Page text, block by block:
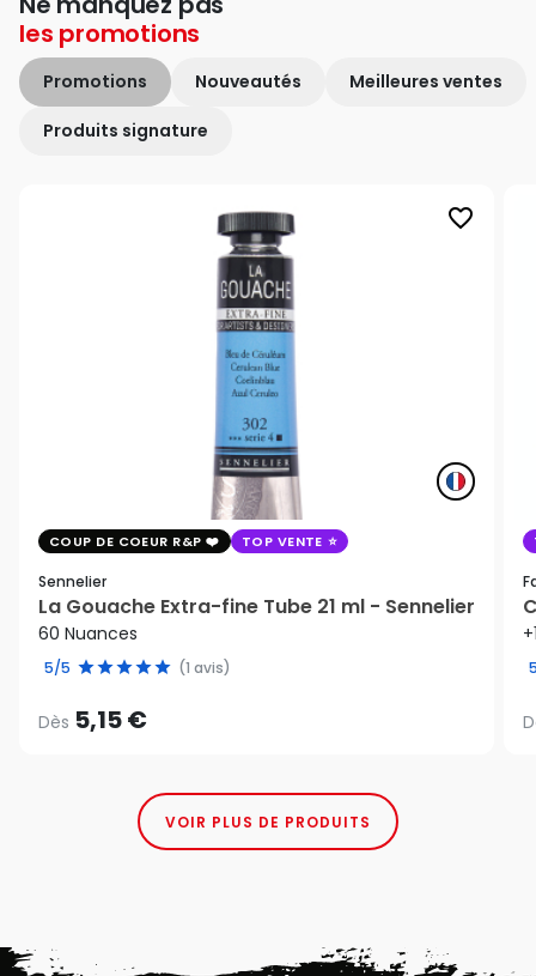
les promotions
Promotions Nouveautés Meilleures ventes
Produits signature
favorite_border
COUP DE COEUR R&P TOP VENTE
Sennelier
La Gouache Extra-fine Tube 21 ml - Sennelier
60 Nuances
5/5 (1 avis)
Dès 5,15 €
VOIR PLUS DE PRODUITS